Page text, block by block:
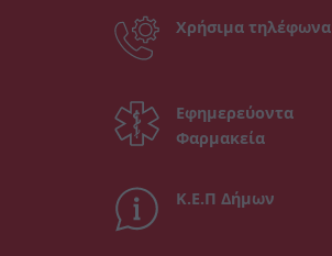
Χρήσιμα τηλέφωνα
Εφημερεύοντα
Φαρμακεία
Κ.Ε.Π Δήμων